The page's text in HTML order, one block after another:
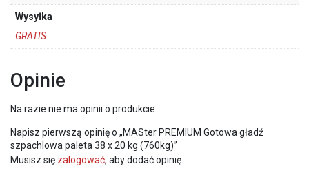
Wysyłka
GRATIS
Opinie
Na razie nie ma opinii o produkcie.
Napisz pierwszą opinię o „MASter PREMIUM Gotowa gładź
szpachlowa paleta 38 x 20 kg (760kg)”
Musisz się zalogować, aby dodać opinię.